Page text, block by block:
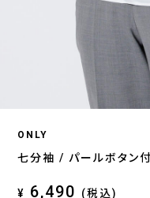
ONLY
七分袖 / パールボタン
¥ 6,490 (税込)